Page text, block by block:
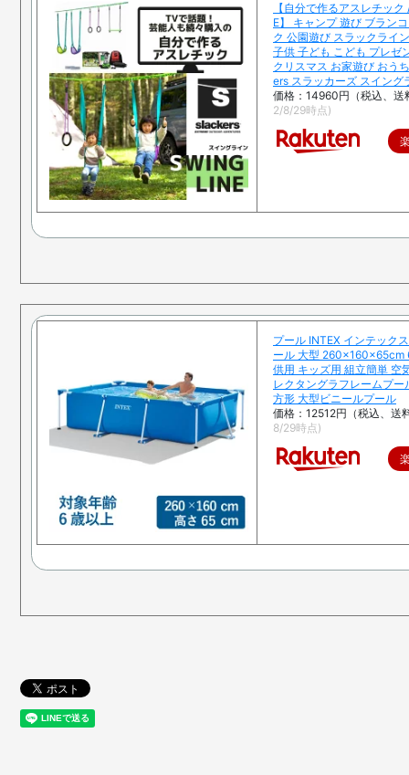
【自分で作るアスレチッ
E】 キャンプ 遊び ブラン
ク 公園遊び スラックライ
子供 子ども こども プレゼ
クリスマス お家遊び おう
ers スラッカーズ スイング
価格：14960円（税込、送
2/8/29時点)
プール INTEX インテック
ール 大型 260×160×65cm
供用 キッズ用 組立簡単 空
レクタングラフレームプー
方形 大型ビニールプール
価格：12512円（税込、送
8/29時点)